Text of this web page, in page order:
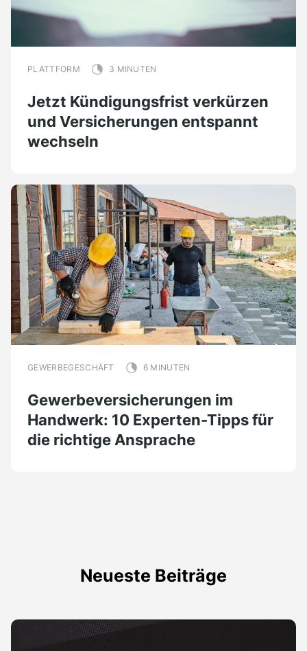
PLATTFORM 3 MINUTEN
Jetzt Kündigungsfrist verkürzen
und Versicherungen entspannt
wechseln
GEWERBEGESCHÄFT 6 MINUTEN
Gewerbeversicherungen im
Handwerk: 10 Experten-Tipps für
die richtige Ansprache
Neueste Beiträge